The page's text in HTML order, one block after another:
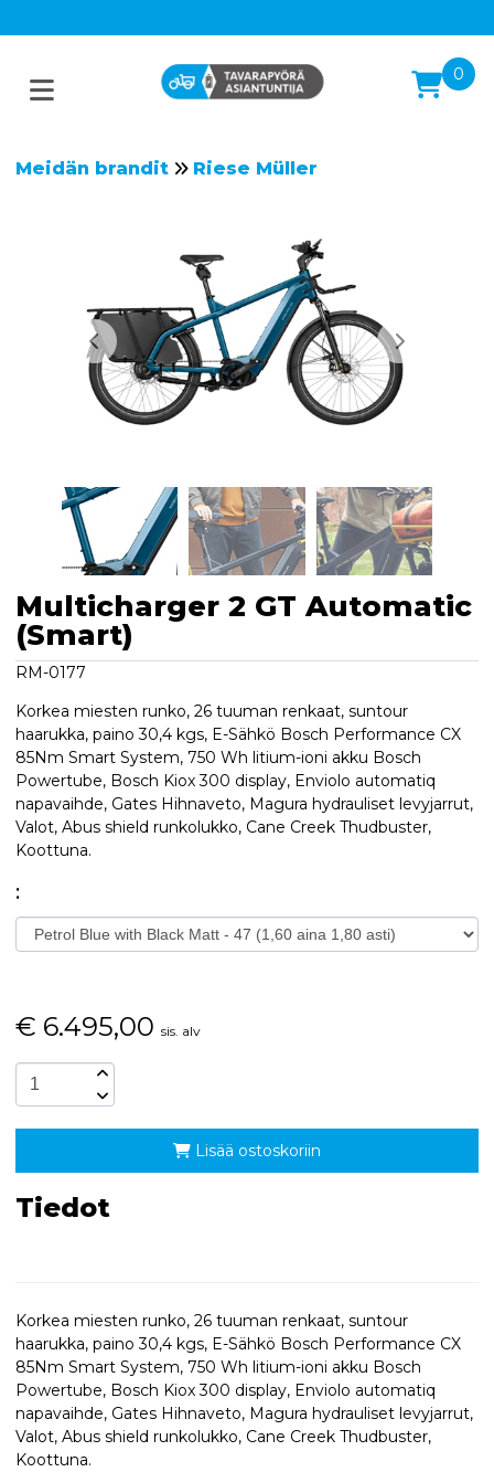
0
Meidän brandit Riese Müller
Multicharger 2 GT Automatic
(Smart)
RM-0177
Korkea miesten runko, 26 tuuman renkaat, suntour
haarukka, paino 30,4 kgs, E-Sähkö Bosch Performance CX
85Nm Smart System, 750 Wh litium-ioni akku Bosch
Powertube, Bosch Kiox 300 display, Enviolo automatiq
napavaihde, Gates Hihnaveto, Magura hydrauliset levyjarrut,
Valot, Abus shield runkolukko, Cane Creek Thudbuster,
Koottuna.
:
€ 6.495,00 sis. alv
Lisää ostoskoriin
Tiedot
Korkea miesten runko, 26 tuuman renkaat, suntour
haarukka, paino 30,4 kgs, E-Sähkö Bosch Performance CX
85Nm Smart System, 750 Wh litium-ioni akku Bosch
Powertube, Bosch Kiox 300 display, Enviolo automatiq
napavaihde, Gates Hihnaveto, Magura hydrauliset levyjarrut,
Valot, Abus shield runkolukko, Cane Creek Thudbuster,
Koottuna.